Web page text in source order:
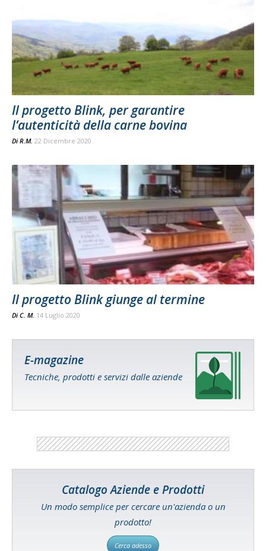
Il progetto Blink, per garantire
l‘autenticità della carne bovina
Di R.M. 22 Dicembre 2020
Il progetto Blink giunge al termine
Di C. M. 14 Luglio 2020
E-magazine
Tecniche, prodotti e servizi dalle aziende
Catalogo Aziende e Prodotti
Un modo semplice per cercare un'azienda o un
prodotto!
Cerca adesso